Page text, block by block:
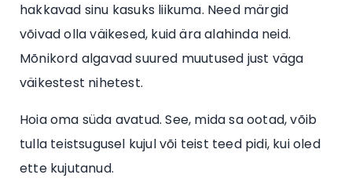
hakkavad sinu kasuks liikuma. Need märgid
võivad olla väikesed, kuid ära alahinda neid.
Mõnikord algavad suured muutused just väga
väikestest nihetest.
Hoia oma süda avatud. See, mida sa ootad, võib
tulla teistsugusel kujul või teist teed pidi, kui oled
ette kujutanud.